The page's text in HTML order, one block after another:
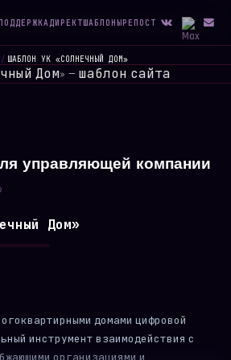
ПОДДЕРЖКА ДИРЕКТШАБЛОНЫРЕПОСТ
/ ШАБЛОН УК «СОЛНЕЧНЫЙ ДОМ»
управляющей компании
Дом»
домами цифровой
инструмент взаимодействия с